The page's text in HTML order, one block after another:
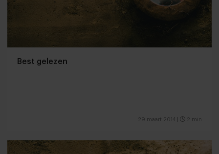
Best gelezen
29 maart 2014 2 min